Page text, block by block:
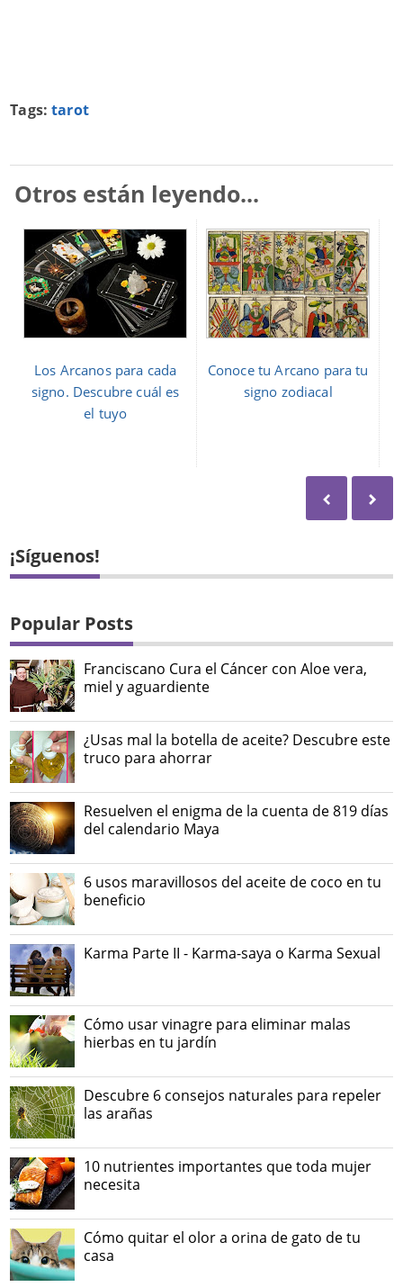
Tags:tarot
Otros están leyendo...
Los Arcanos para cada
signo. Descubre cuál es
el tuyo
Conoce tu Arcano para tu
signo zodiacal
¡Síguenos!
Popular Posts
Franciscano Cura el Cáncer con Aloe vera,
miel y aguardiente
¿Usas mal la botella de aceite? Descubre este
truco para ahorrar
Resuelven el enigma de la cuenta de 819 días
del calendario Maya
6 usos maravillosos del aceite de coco en tu
beneficio
Karma Parte II - Karma-saya o Karma Sexual
Cómo usar vinagre para eliminar malas
hierbas en tu jardín
Descubre 6 consejos naturales para repeler
las arañas
10 nutrientes importantes que toda mujer
necesita
Cómo quitar el olor a orina de gato de tu
casa